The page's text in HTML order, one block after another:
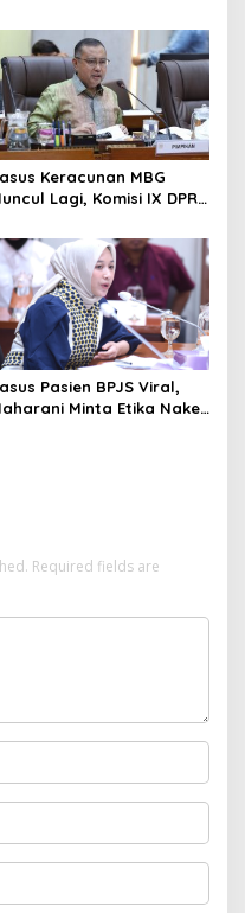
Harus Dijaga
Keracunan MBG
Lagi, Komisi IX DPR
Hukum
Pasien BPJS Viral,
Minta Etika Nakes
Required fields are